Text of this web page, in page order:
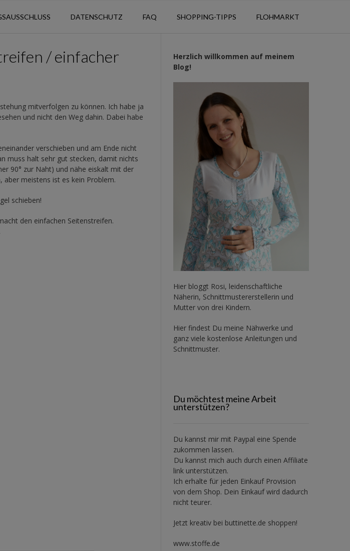
DATENSCHUTZ FAQ SHOPPING-TIPPS FLOHMARKT
/ einfacher
mitverfolgen zu können. Ich habe ja
und nicht den Weg dahin. Dabei habe
verschieben und am Ende nicht
muss halt sehr gut stecken, damit nichts
90° zur Naht) und nähe eiskalt mit der
aber meistens ist es kein Problem.
schieben!
den einfachen Seitenstreifen.
Herzlich willkommen auf meinem
Blog!
Hier bloggt Rosi, leidenschaftliche
Näherin, Schnittmustererstellerin und
Mutter von drei Kindern.
Hier findest Du meine Nähwerke und
ganz viele kostenlose Anleitungen und
Schnittmuster.
Du möchtest meine Arbeit
unterstützen?
Du kannst mir mit Paypal eine Spende
zukommen lassen.
Du kannst mich auch durch einen Affiliate
link unterstützen.
Ich erhalte für jeden Einkauf Provision
von dem Shop. Dein Einkauf wird dadurch
nicht teurer.
Jetzt kreativ bei buttinette.de shoppen!
www.stoffe.de